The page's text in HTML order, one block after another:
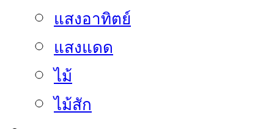
แสงอาทิตย์
แสงแดด
ไม้
ไม้สัก